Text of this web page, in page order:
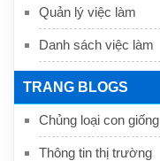
Quản lý việc làm
Danh sách việc làm
TRANG BLOGS
Chủng loại con giống
Thông tin thị trường